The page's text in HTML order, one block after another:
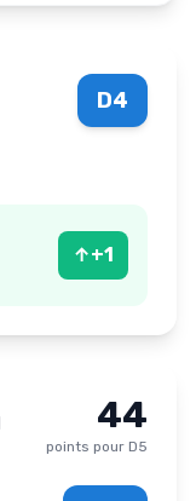
D4
↑+1
44
points pour D5